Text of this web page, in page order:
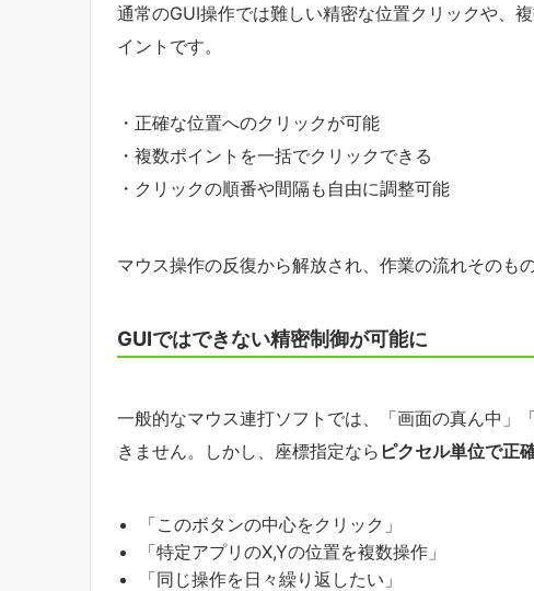
通常のGUI操作では難しい精密な位置クリックや、
イントです。
・正確な位置へのクリックが可能
・複数ポイントを一括でクリックできる
・クリックの順番や間隔も自由に調整可能
マウス操作の反復から解放され、作業の流れそのも
GUIではできない精密制御が可能に
一般的なマウス連打ソフトでは、「画面の真ん中」
きません。しかし、座標指定なら ピクセル単位で正
「このボタンの中心をクリック」
「特定アプリのX,Yの位置を複数操作」
「同じ操作を日々繰り返したい」